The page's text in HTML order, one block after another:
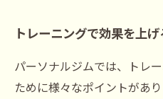
トレーニングで効果を上
パーソナルジムでは、トレ
ために様々なポイントがあ